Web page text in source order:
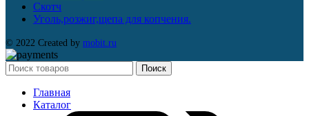
Скотч
Уголь,розжиг,щепа для копчения.
© 2022 Created by mobit.ru
Поиск
Главная
Каталог